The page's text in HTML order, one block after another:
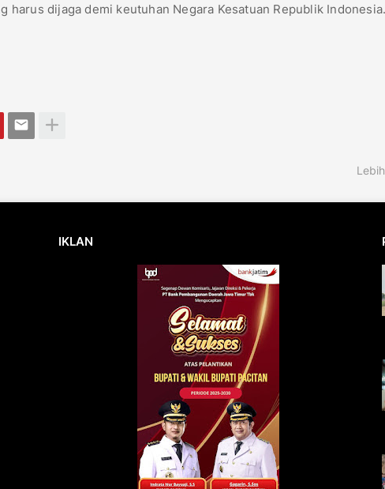
harus dijaga demi keutuhan Negara Kesatuan Republik Indonesia.
IKLAN